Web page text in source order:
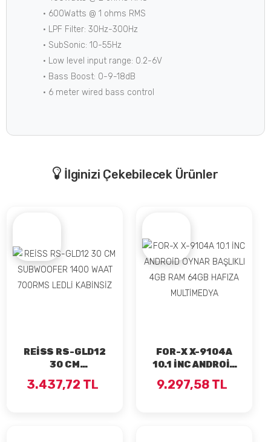
• 600Watts @ 1 ohms RMS
• LPF Filter: 30Hz-300Hz
• SubSonic: 10-55Hz
• Low level input range: 0.2-6V
• Bass Boost: 0-9-18dB
• 6 meter wired bass control
İlginizi Çekebilecek Ürünler
REİSS RS-GLD12
30 CM
SUBWOOFER 1400
WAAT 700RMS
3.437,72 TL
FOR-X X-9104A
10.1 İNC ANDROİD
OYNAR BAŞLIKLI
4GB RAM 64GB
9.297,58 TL